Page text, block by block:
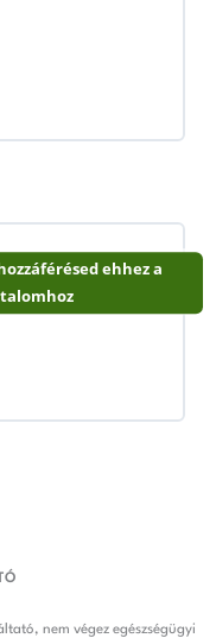
ehhez a
nem végez egészségügyi